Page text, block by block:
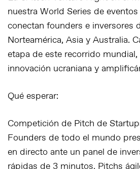
nuestra World Series de
conectan founders e inversores
Norteamérica, Asia y Australia.
etapa de este recorrido
innovación ucraniana y
Qué esperar:
Competición de Pitch de
Founders de todo el mundo
en directo ante un panel de
rápidas de 3 minutos. Pitchs